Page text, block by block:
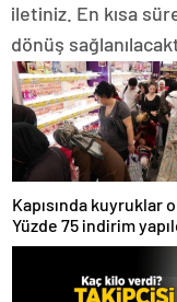
iletiniz. En kısa
dönüş
Kapısında kuyruklar
Yüzde 75 indirim
ürünler kapış kapış